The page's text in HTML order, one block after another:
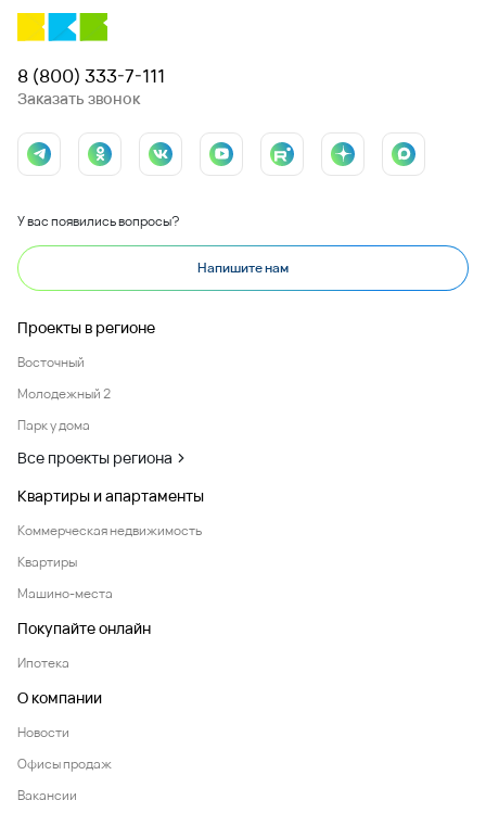
8 (800) 333-7-111
Заказать звонок
У вас появились вопросы?
Напишите нам
Проекты в регионе
Восточный
Молодежный 2
Парк у дома
Все проекты региона
Квартиры и апартаменты
Коммерческая недвижимость
Квартиры
Машино-места
Покупайте онлайн
Ипотека
О компании
Новости
Офисы продаж
Вакансии